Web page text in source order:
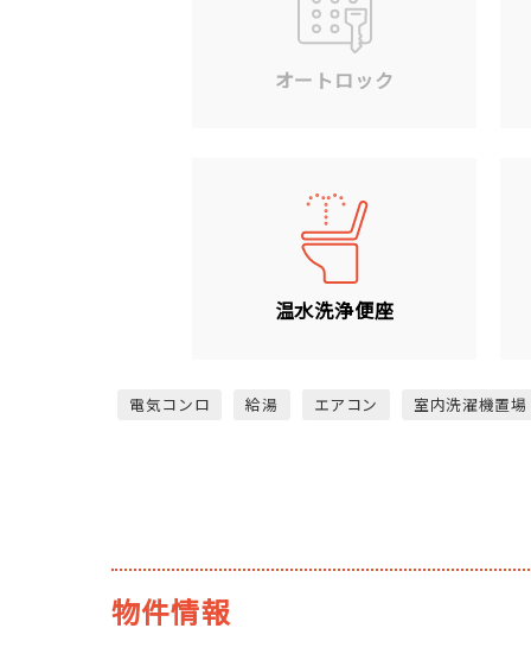
オートロック
温水洗浄便座
電気コンロ 給湯 エアコン 室内洗濯機置場
物件情報